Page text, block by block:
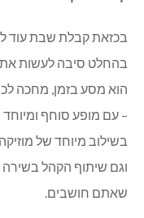
בכזאת קבלת שבת עוד
בהחלט סיבה לעשות את
הוא מסע בזמן, מחכה
– עם מופע סוחף ומיוחד
בשילוב מיוחד של
וגם שיתוף הקהל בשירה
שאתם חושבים.